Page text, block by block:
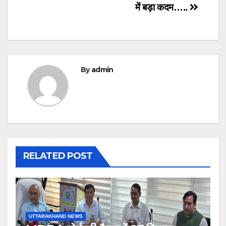
में बड़ा कदम…..
Byadmin
RELATED POST
UTTARAKHAND NEWS